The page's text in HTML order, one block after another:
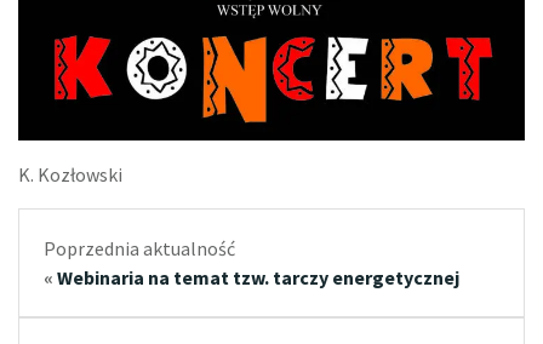
K. Kozłowski
Poprzednia aktualność
« Webinaria na temat tzw. tarczy energetycznej